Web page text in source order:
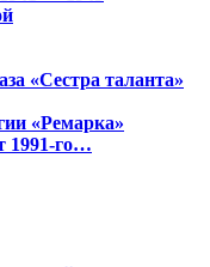
«Сестра таланта»
«Ремарка»
1991-го…